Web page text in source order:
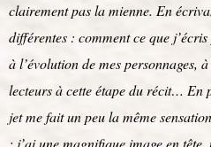
clairement pas la mienne. En
différentes : comment ce que
à l’évolution de mes personnages,
lecteurs à cette étape du récit… En
jet me fait un peu la même